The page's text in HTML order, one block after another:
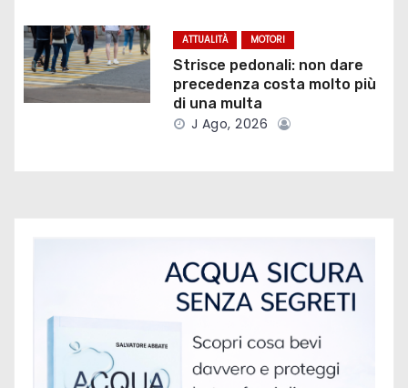
a
r
t
ATTUALITÀ MOTORI
Strisce pedonali: non dare
precedenza costa molto più
di una multa
J Ago, 2026